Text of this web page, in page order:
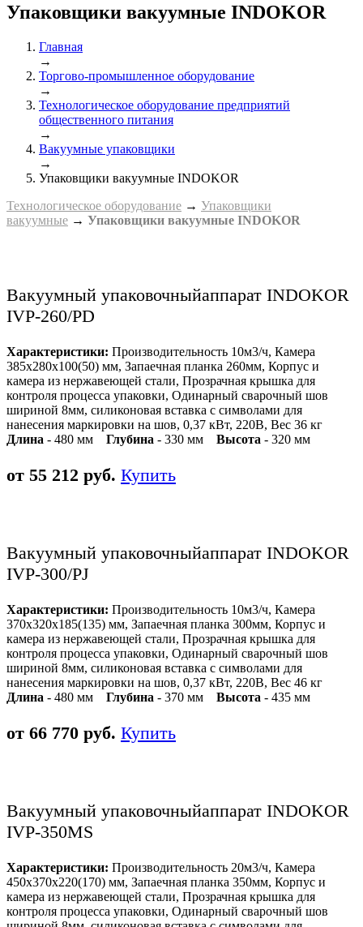
Упаковщики вакуумные INDOKOR
Главная
→
Торгово-промышленное оборудование
→
Технологическое оборудование предприятий
общественного питания
→
Вакуумные упаковщики
→
Упаковщики вакуумные INDOKOR
Технологическое оборудование → Упаковщики
вакуумные → Упаковщики вакуумные INDOKOR
Вакуумный упаковочныйаппарат INDOKOR
IVP-260/PD
Характеристики: Производительность 10м3/ч, Камера
385х280х100(50) мм, Запаечная планка 260мм, Корпус и
камера из нержавеющей стали, Прозрачная крышка для
контроля процесса упаковки, Одинарный сварочный шов
шириной 8мм, силиконовая вставка с символами для
нанесения маркировки на шов, 0,37 кВт, 220В, Вес 36 кг
Длина - 480 мм Глубина - 330 мм Высота - 320 мм
от 55 212 руб. Купить
Вакуумный упаковочныйаппарат INDOKOR
IVP-300/PJ
Характеристики: Производительность 10м3/ч, Камера
370х320х185(135) мм, Запаечная планка 300мм, Корпус и
камера из нержавеющей стали, Прозрачная крышка для
контроля процесса упаковки, Одинарный сварочный шов
шириной 8мм, силиконовая вставка с символами для
нанесения маркировки на шов, 0,37 кВт, 220В, Вес 46 кг
Длина - 480 мм Глубина - 370 мм Высота - 435 мм
от 66 770 руб. Купить
Вакуумный упаковочныйаппарат INDOKOR
IVP-350MS
Характеристики: Производительность 20м3/ч, Камера
450х370х220(170) мм, Запаечная планка 350мм, Корпус и
камера из нержавеющей стали, Прозрачная крышка для
контроля процесса упаковки, Одинарный сварочный шов